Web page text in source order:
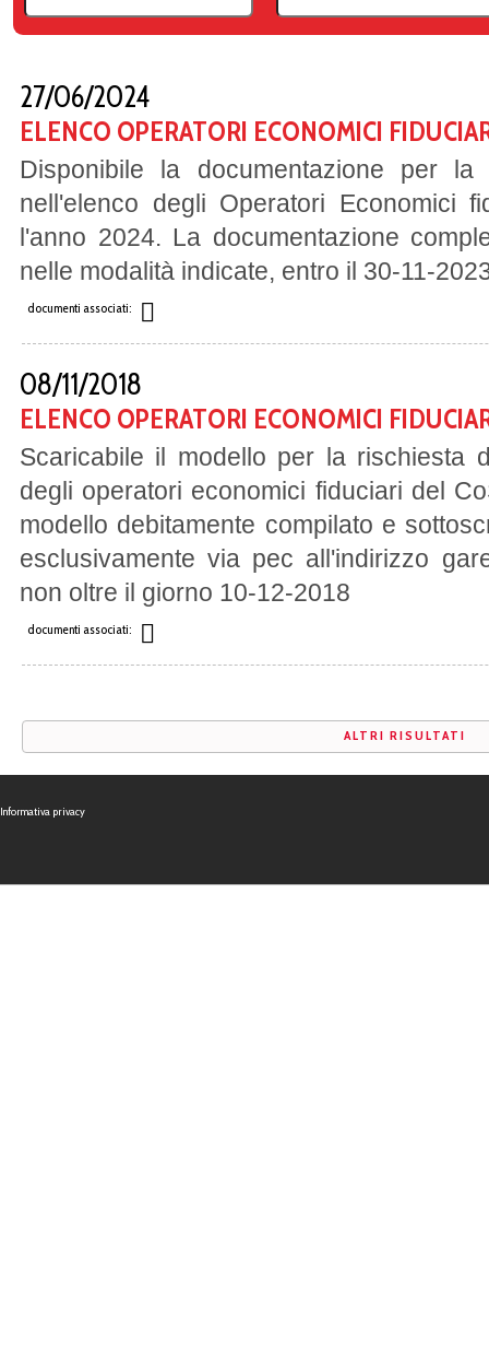
27/06/2024
ELENCO OPERATORI ECONOMICI
Disponibile la documentazione per la
nell'elenco degli Operatori Economici
l'anno 2024. La documentazione
nelle modalità indicate, entro il 30-11-
documenti associati:
08/11/2018
ELENCO OPERATORI ECONOMICI
Scaricabile il modello per la rischiesta
degli operatori economici fiduciari del
modello debitamente compilato e
esclusivamente via pec all'indirizzo
non oltre il giorno 10-12-2018
documenti associati:
ALTRI RISULTATI
Informativa privacy